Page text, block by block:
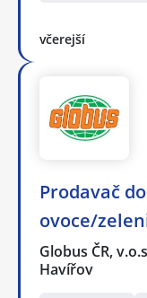
včerejší
Prodavač
ovoce/
Globus ČR,
Havířov